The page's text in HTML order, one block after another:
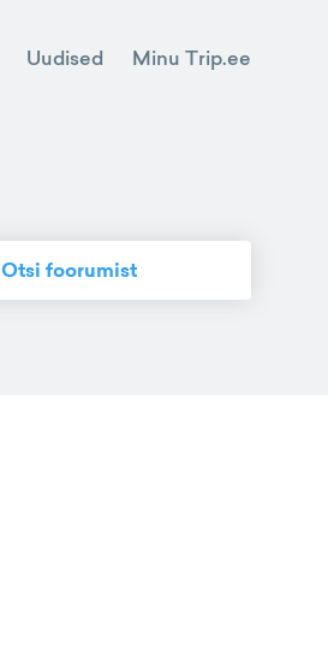
Uudised Minu Trip.ee
Otsi foorumist